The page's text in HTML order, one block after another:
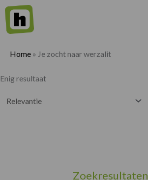
Home » Je zocht naar werzalit
Enig resultaat
Zoekresultaten